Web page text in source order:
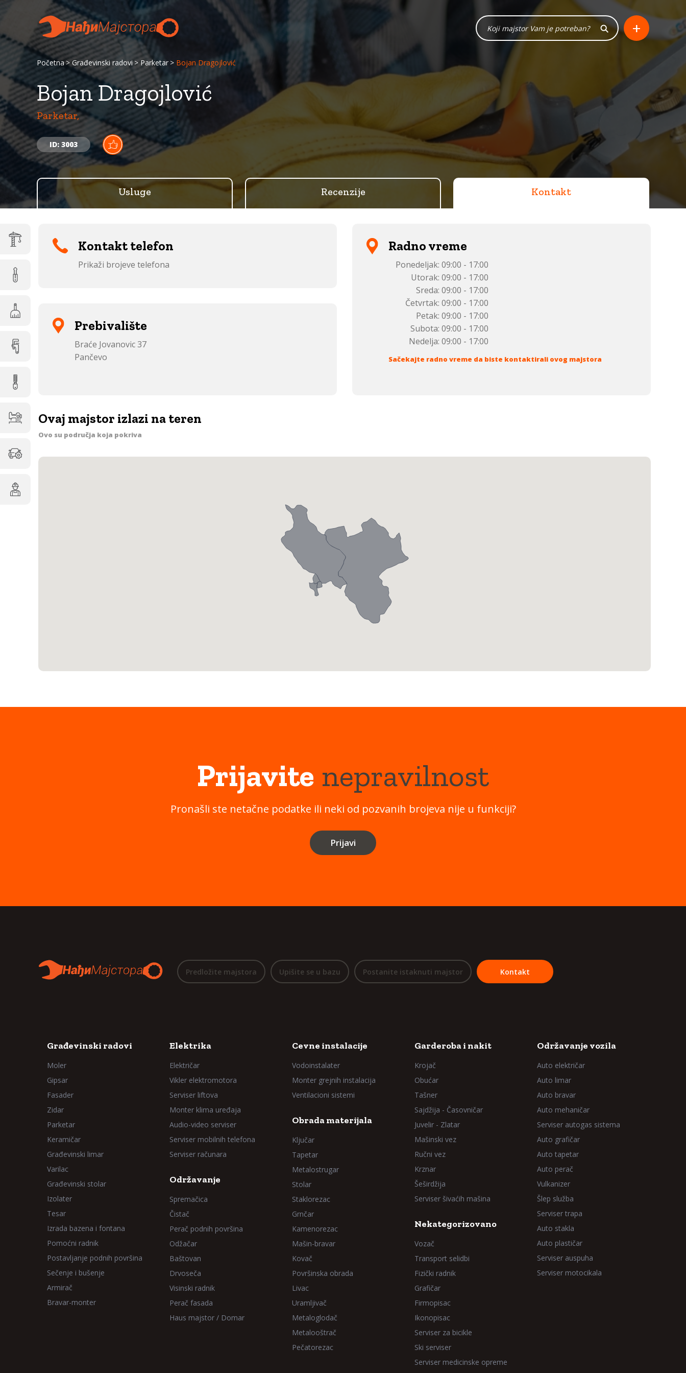
Početna Građevinski radovi Parketar Bojan Dragojlović
Bojan Dragojlović
Parketar,
ID: 3003
+
Usluge Recenzije Kontakt
Kontakt telefon
Prikaži brojeve telefona
Prebivalište
Braće Jovanovic 37
Pančevo
Radno vreme
Ponedeljak: 09:00 - 17:00
Utorak: 09:00 - 17:00
Sreda: 09:00 - 17:00
Četvrtak: 09:00 - 17:00
Petak: 09:00 - 17:00
Subota: 09:00 - 17:00
Nedelja: 09:00 - 17:00
Sačekajte radno vreme da biste kontaktirali ovog majstora
Ovaj majstor izlazi na teren
Ovo su područja koja pokriva
Prijavite nepravilnost
Pronašli ste netačne podatke ili neki od pozvanih brojeva nije u funkciji?
Prijavi
Predložite majstora Upišite se u bazu Postanite istaknuti majstor Kontakt
Građevinski radovi
Moler
Gipsar
Fasader
Zidar
Parketar
Keramičar
Građevinski limar
Varilac
Građevinski stolar
Izolater
Tesar
Izrada bazena i fontana
Pomoćni radnik
Postavljanje podnih površina
Sečenje i bušenje
Armirač
Bravar-monter
Elektrika
Električar
Vikler elektromotora
Serviser liftova
Monter klima uređaja
Audio-video serviser
Serviser mobilnih telefona
Serviser računara
Održavanje
Spremačica
Čistač
Perač podnih površina
Odžačar
Baštovan
Drvoseča
Visinski radnik
Perač fasada
Haus majstor / Domar
Cevne instalacije
Vodoinstalater
Monter grejnih instalacija
Ventilacioni sistemi
Obrada materijala
Ključar
Tapetar
Metalostrugar
Stolar
Staklorezac
Grnčar
Kamenorezac
Mašin-bravar
Kovač
Površinska obrada
Livac
Uramljivač
Metaloglodač
Metalooštrač
Pečatorezac
Garderoba i nakit
Krojač
Obućar
Tašner
Sajdžija - Časovničar
Juvelir - Zlatar
Mašinski vez
Ručni vez
Krznar
Šeširdžija
Serviser šivaćih mašina
Održavanje vozila
Auto električar
Auto limar
Auto bravar
Auto mehaničar
Serviser autogas sistema
Auto grafičar
Auto tapetar
Auto perač
Vulkanizer
Šlep služba
Serviser trapa
Auto stakla
Auto plastičar
Serviser auspuha
Serviser motocikala
Nekategorizovano
Vozač
Transport selidbi
Fizički radnik
Grafičar
Firmopisac
Ikonopisac
Serviser za bicikle
Ski serviser
Serviser medicinske opreme